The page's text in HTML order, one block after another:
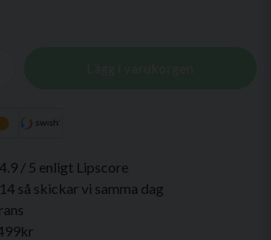
/ 5 enligt Lipscore
så skickar vi samma dag